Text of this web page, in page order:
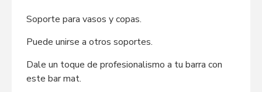
Soporte para vasos y copas.
Puede unirse a otros soportes.
Dale un toque de profesionalismo a tu barra con
este bar mat.